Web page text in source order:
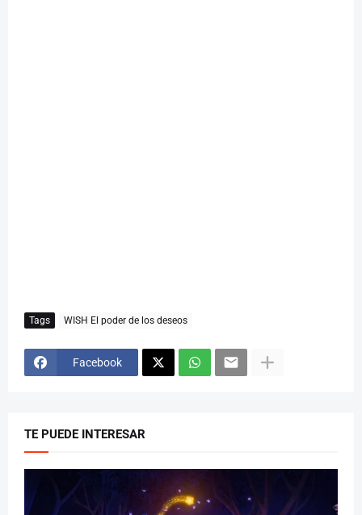
Tags WISH El poder de los deseos
Facebook
TE PUEDE INTERESAR